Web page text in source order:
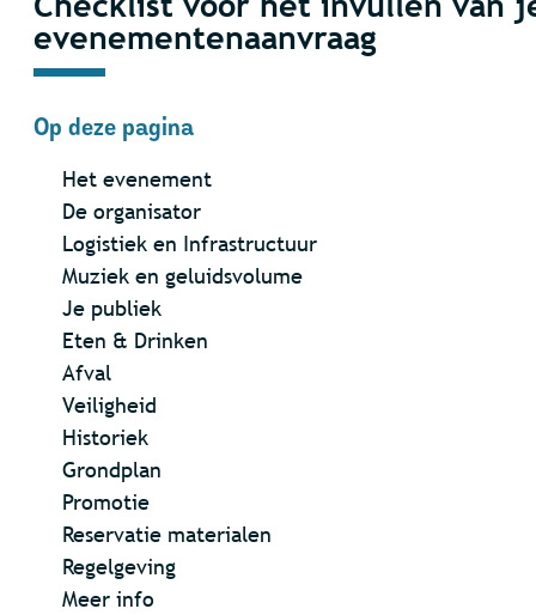
evenementenaanvraag
Op deze pagina
Het evenement
De organisator
Logistiek en Infrastructuur
Muziek en geluidsvolume
Je publiek
Eten & Drinken
Afval
Veiligheid
Historiek
Grondplan
Promotie
Reservatie materialen
Regelgeving
Meer info